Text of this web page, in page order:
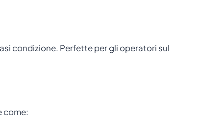
condizione. Perfette per gli operatori sul
come: